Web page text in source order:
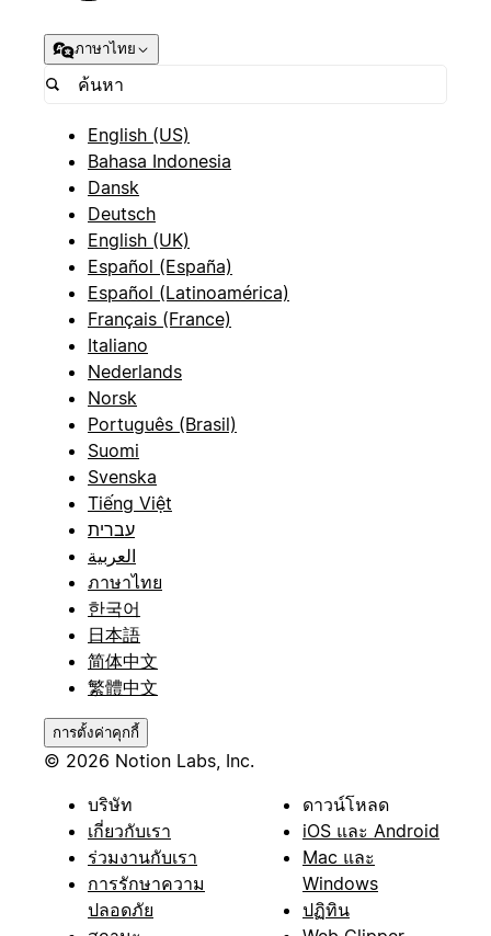
ภาษาไทย
English (US)
Bahasa Indonesia
Dansk
Deutsch
English (UK)
Español (España)
Español (Latinoamérica)
Français (France)
Italiano
Nederlands
Norsk
Português (Brasil)
Suomi
Svenska
Tiếng Việt
עברית
العربية
ภาษาไทย
한국어
日本語
简体中文
繁體中文
การตั้งค่าคุกกี้
© 2026 Notion Labs, Inc.
บริษัท
เกี่ยวกับเรา
ร่วมงานกับเรา
การรักษาความ
ปลอดภัย
ดาวน์โหลด
iOS และ Android
Mac และ
Windows
ปฏิทิน